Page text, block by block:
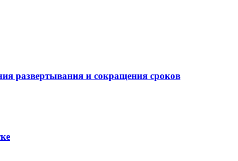
развертывания и сокращения сроков